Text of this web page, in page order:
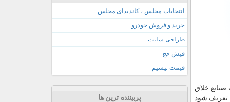
خلاق
تعریف شود
انتخابات مجلس ، کاندیدای مجلس
خرید و فروش خودرو
طراحی سایت
فیش حج
قیمت بیسیم
پربیننده ترین ها